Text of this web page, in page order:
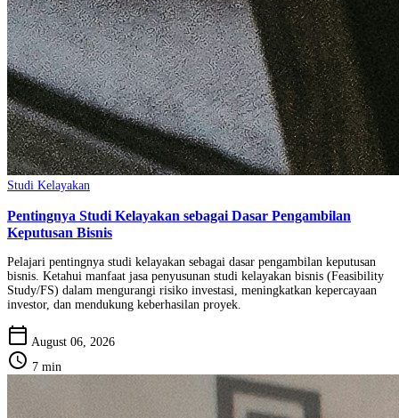
Studi Kelayakan
Pentingnya Studi Kelayakan sebagai Dasar Pengambilan
Keputusan Bisnis
Pelajari pentingnya studi kelayakan sebagai dasar pengambilan keputusan
bisnis. Ketahui manfaat jasa penyusunan studi kelayakan bisnis (Feasibility
Study/FS) dalam mengurangi risiko investasi, meningkatkan kepercayaan
investor, dan mendukung keberhasilan proyek.
calendar_today August 06, 2026
schedule 7 min